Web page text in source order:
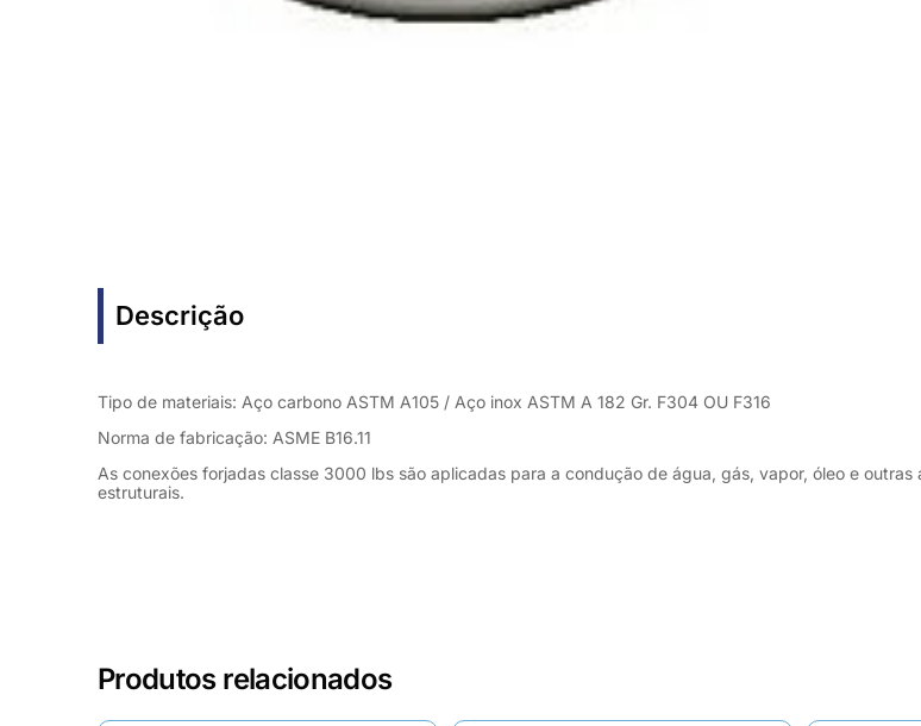
Descrição
Tipo de materiais: Aço carbono ASTM A105 / Aço inox ASTM A 182 Gr. F304 OU F316
Norma de fabricação: ASME B16.11
As conexões forjadas classe 3000 lbs são aplicadas para a condução de água, gás, vapor, óleo e
estruturais.
Produtos relacionados